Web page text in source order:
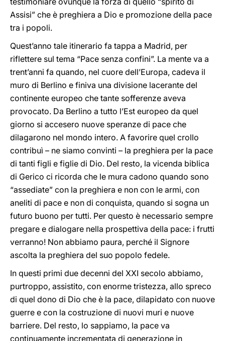
Assisi” che è preghiera a Dio e promozione della pace
tra i popoli.
Quest’anno tale itinerario fa tappa a Madrid, per
riflettere sul tema “Pace senza confini”. La mente va a
trent’anni fa quando, nel cuore dell’Europa, cadeva il
muro di Berlino e finiva una divisione lacerante del
continente europeo che tante sofferenze aveva
provocato. Da Berlino a tutto l’Est europeo da quel
giorno si accesero nuove speranze di pace che
dilagarono nel mondo intero. A favorire quel crollo
contribuì – ne siamo convinti – la preghiera per la pace
di tanti figli e figlie di Dio. Del resto, la vicenda biblica
di Gerico ci ricorda che le mura cadono quando sono
“assediate” con la preghiera e non con le armi, con
aneliti di pace e non di conquista, quando si sogna un
futuro buono per tutti. Per questo è necessario sempre
pregare e dialogare nella prospettiva della pace: i frutti
verranno! Non abbiamo paura, perché il Signore
ascolta la preghiera del suo popolo fedele.
In questi primi due decenni del XXI secolo abbiamo,
purtroppo, assistito, con enorme tristezza, allo spreco
di quel dono di Dio che è la pace, dilapidato con nuove
guerre e con la costruzione di nuovi muri e nuove
barriere. Del resto, lo sappiamo, la pace va
continuamente incrementata di generazione in